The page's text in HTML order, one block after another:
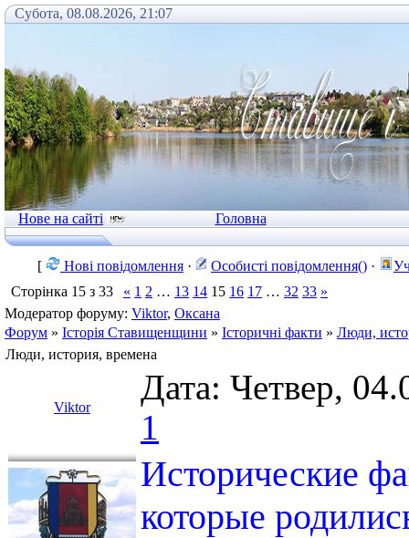
Субота, 08.08.2026, 21:07
Нове на сайті Головна
[ Нові повідомлення · Особисті повідомлення() ·
Сторінка 15 з 33 « 1 2 … 13 14 15 16 17 … 32 33 »
Модератор форуму: Viktor, Оксана
Форум » Історія Ставищенщини » Історичні факти » Люди,
Люди, история, времена
Viktor
Дата: Четвер,
1
Исторические
которые